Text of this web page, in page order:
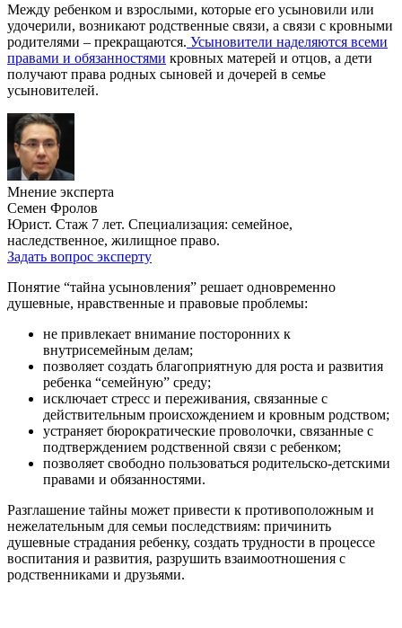
Между ребенком и взрослыми, которые его усыновили или
удочерили, возникают родственные связи, а связи с кровными
родителями – прекращаются. Усыновители наделяются всеми
правами и обязанностями кровных матерей и отцов, а дети
получают права родных сыновей и дочерей в семье
усыновителей.
Мнение эксперта
Семен Фролов
Юрист. Стаж 7 лет. Специализация: семейное,
наследственное, жилищное право.
Задать вопрос эксперту
Понятие “тайна усыновления” решает одновременно
душевные, нравственные и правовые проблемы:
не привлекает внимание посторонних к
внутрисемейным делам;
позволяет создать благоприятную для роста и развития
ребенка “семейную” среду;
исключает стресс и переживания, связанные с
действительным происхождением и кровным родством;
устраняет бюрократические проволочки, связанные с
подтверждением родственной связи с ребенком;
позволяет свободно пользоваться родительско-детскими
правами и обязанностями.
Разглашение тайны может привести к противоположным и
нежелательным для семьи последствиям: причинить
душевные страдания ребенку, создать трудности в процессе
воспитания и развития, разрушить взаимоотношения с
родственниками и друзьями.